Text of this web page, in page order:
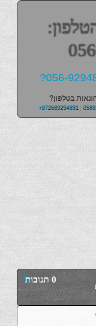
בטלפון?
+972569294831|
0 תגובות